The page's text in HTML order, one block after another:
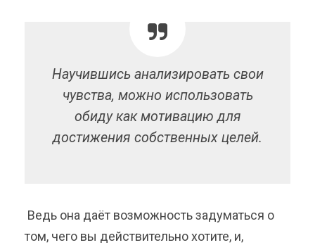
Научившись анализировать свои
чувства, можно использовать
обиду как мотивацию для
достижения собственных целей.
Ведь она даёт возможность задуматься о
том, чего вы действительно хотите, и,